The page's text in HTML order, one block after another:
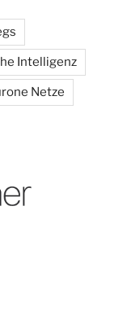
Intelligenz
Netze